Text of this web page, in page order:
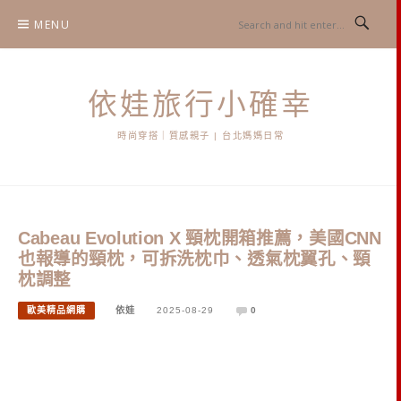
content
MENU
依娃旅行小確幸
時尚穿搭｜質感親子 | 台北媽媽日常
Cabeau Evolution X 頸枕開箱推薦，美國CNN
也報導的頸枕，可拆洗枕巾、透氣枕翼孔、頸
枕調整
歐美精品網購 依娃 2025-08-29 0